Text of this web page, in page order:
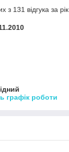
з 131 відгука за рік
графік роботи